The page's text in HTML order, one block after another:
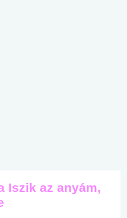
Iszik az anyám,